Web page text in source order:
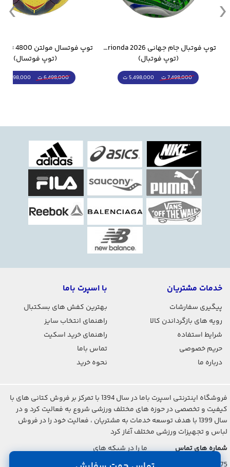
توپ فوتبال جام جهانی 2026 Trionda مشابه اورجینال
(توپ فوتبال)
7,498,000 ت 5,498,000 ت
(توپ فوتسال)
6,498,000 ت 5,298,000 ت
خدمات مشتریان
پیگیری سفارشات
رویه های بازگرداندن کالا
شرایط استفاده
حریم خصوصی
درباره ما
با اسپرت باما
بهترین کفش های بسکتبال
راهنمای انتخاب سایز
راهنمای خرید اسکیت
تماس باما
نحوه خرید
فروشگاه اینترنتی اسپرت باما در سال 1394 با تمرکز بر فروش کتانی های با
کیفیت و تخصصی در حوزه های مختلف ورزشی شروع به فعالیت کرد و در
سال 1399 با هدف توسعه خدمات به مشتریان ، فعالیت خود را در فروش
لباس و تجهیزات ورزشی مختلف آغاز کرد
شماره های تماس
ما را در شبکه های
اجتماعی دنبال کنید